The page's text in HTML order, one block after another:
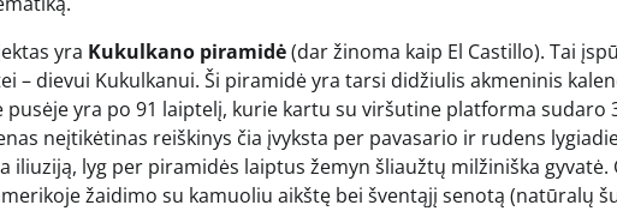
yra Kukulkano piramidė(dar žinoma kaip El Castillo). Tai
– dievui Kukulkanui. Ši piramidė yra tarsi didžiulis akmeninis
yra po 91 laiptelį, kurie kartu su viršutine platforma sudaro
neįtikėtinas reiškinys čia įvyksta per pavasario ir rudens
iliuziją, lyg per piramidės laiptus žemyn šliaužtų milžiniška gyvatė.
žaidimo su kamuoliu aikštę bei šventąjį senotą (natūralų